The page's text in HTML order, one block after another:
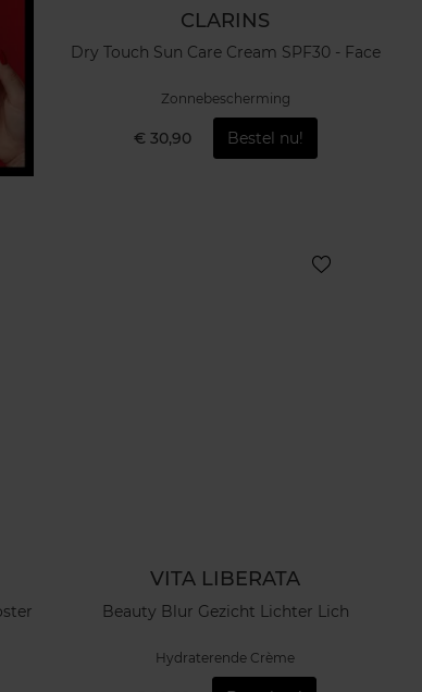
CLARINS
Dry Touch Sun Care Cream SPF30 - Face
Zonnebescherming
€ 30,90 Bestel nu!
VITA LIBERATA
Beauty Blur Gezicht Lichter Lich
Hydraterende Crème